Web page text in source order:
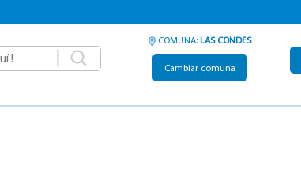
COMUNA: LAS CONDES
Cambiar comuna